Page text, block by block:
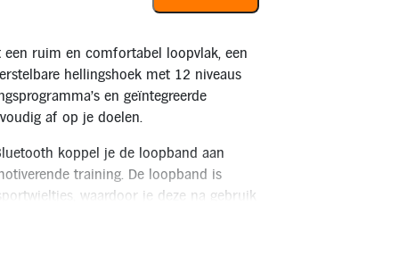
ruim en comfortabel loopvlak, een
hellingshoek met 12 niveaus
en geïntegreerde
af op je doelen.
koppel je de loopband aan
training. De loopband is
waardoor je deze na gebruik